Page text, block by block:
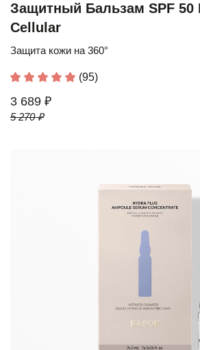
Защитный Бальзам SPF 50
Cellular
Защита кожи на 360°
(95)
3 689 ₽
5 270 ₽